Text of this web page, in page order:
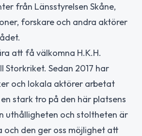
från Länsstyrelsen Skåne,
forskare och andra aktörer
att få välkomna H.K.H.
Storkriket. Sedan 2017 har
och lokala aktörer arbetat
stark tro på den här platsens
uthålligheten och stoltheten är
den ger oss möjlighet att